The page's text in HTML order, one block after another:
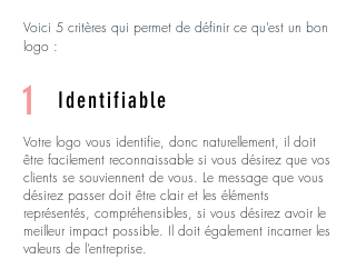
Voici 5 critères qui permet de définir ce qu’est un bon
logo :
1 Identifiable
Votre logo vous identifie, donc naturellement, il doit
être facilement reconnaissable si vous désirez que vos
clients se souviennent de vous. Le message que vous
désirez passer doit être clair et les éléments
représentés, compréhensibles, si vous désirez avoir le
meilleur impact possible. Il doit également incarner les
valeurs de l’entreprise.